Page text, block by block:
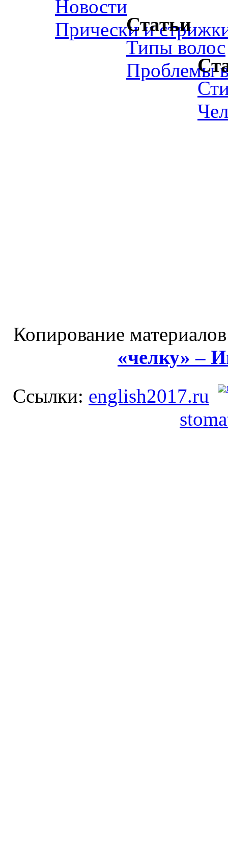
Новости
Прически иСтатьи
Типы волос
Проблемы
Копирование
«челку» –
Ссылки: english2017.ru